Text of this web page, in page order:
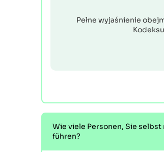
Pełne wyjaśnienie
Wie viele Personen, Sie
führen?